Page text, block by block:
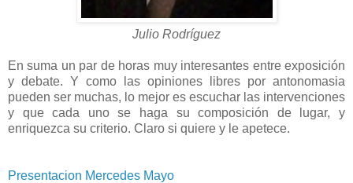
Julio Rodríguez
En suma un par de horas muy interesantes entre exposición
y debate. Y como las opiniones libres por antonomasia
pueden ser muchas, lo mejor es escuchar las intervenciones
y que cada uno se haga su composición de lugar, y
enriquezca su criterio. Claro si quiere y le apetece.
Presentacion Mercedes Mayo